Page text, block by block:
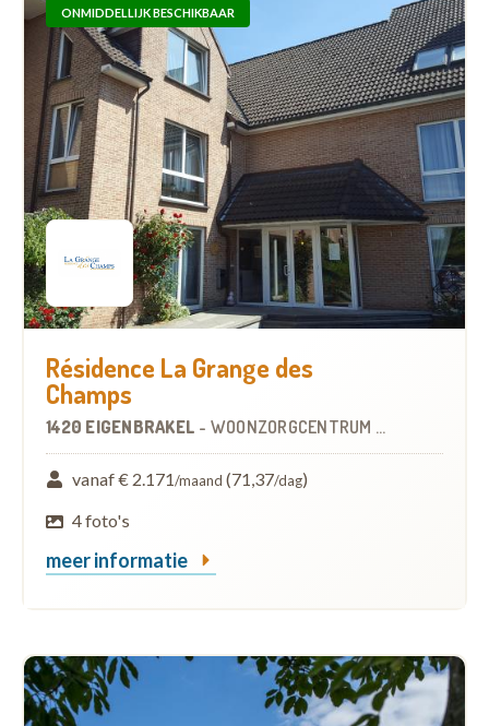
ONMIDDELLIJK BESCHIKBAAR
Résidence La Grange des
Champs
1420 EIGENBRAKEL - WOONZORGCENTRUM (WZC)
vanaf € 2.171/maand (71,37/dag)
4 foto's
meer informatie